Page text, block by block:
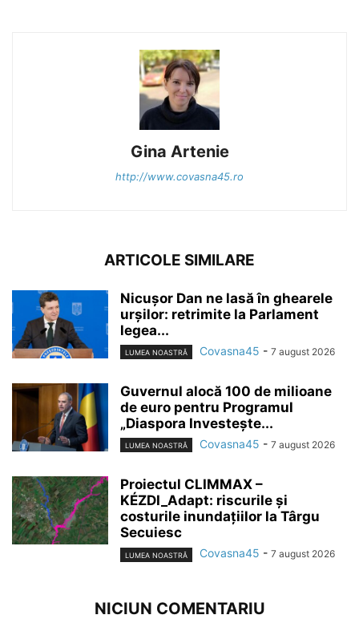
Gina Artenie
http://www.covasna45.ro
ARTICOLE SIMILARE
Nicușor Dan ne lasă în ghearele
urșilor: retrimite la Parlament
legea...
LUMEA NOASTRĂ Covasna45 - 7 august 2026
Guvernul alocă 100 de milioane
de euro pentru Programul
„Diaspora Investește...
LUMEA NOASTRĂ Covasna45 - 7 august 2026
Proiectul CLIMMAX –
KÉZDI_Adapt: riscurile și
costurile inundațiilor la Târgu
Secuiesc
LUMEA NOASTRĂ Covasna45 - 7 august 2026
NICIUN COMENTARIU